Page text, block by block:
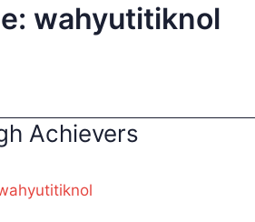
wahyutitiknol
Achievers